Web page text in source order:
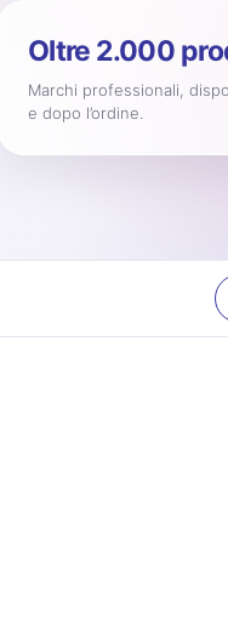
Oltre 2.000
Marchi professionali,
e dopo l’ordine.